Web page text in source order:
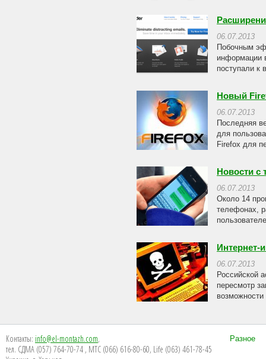
06.07.2013
Побочным
информации
поступали к
Новый
06.07.2013
Последняя
для
Firefox для
Новости с
06.07.2013
Около 14
телефонах,
Интернет-
06.07.2013
Российской
пересмотр
Контакты: info@el-montazh.com,
тел. СДМА (057) 764-70-74 , МТС (066) 616-80-60, Life (063) 461-78-45
Разное